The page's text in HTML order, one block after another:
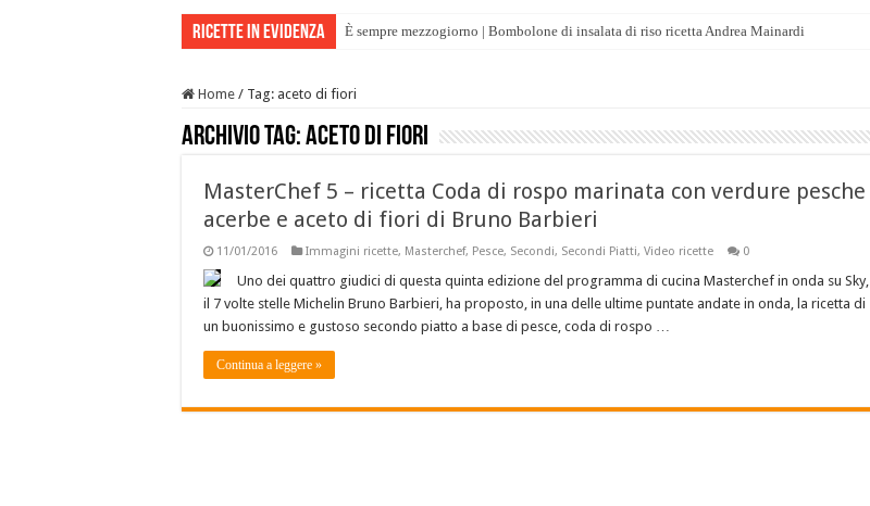
Ricette in evidenza È sempre mezzogiorno | Bombolone di insalata di riso ricetta Andrea Mainardi
Home / Tag: aceto di fiori
Archivio tag:aceto di fiori
MasterChef 5 – ricetta Coda di rospo marinata con verdure pesche
acerbe e aceto di fiori di Bruno Barbieri
11/01/2016 Immagini ricette, Masterchef, Pesce, Secondi, Secondi Piatti, Video ricette 0
Uno dei quattro giudici di questa quinta edizione del programma di cucina Masterchef in onda su Sky,
il 7 volte stelle Michelin Bruno Barbieri, ha proposto, in una delle ultime puntate andate in onda, la ricetta di
un buonissimo e gustoso secondo piatto a base di pesce, coda di rospo …
Continua a leggere »